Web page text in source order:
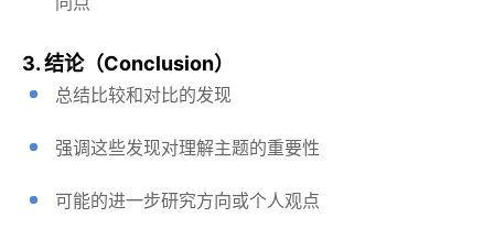
3. 结论（Conclusion）
总结比较和对比的发现
强调这些发现对理解主题的重要性
可能的进一步研究方向或个人观点